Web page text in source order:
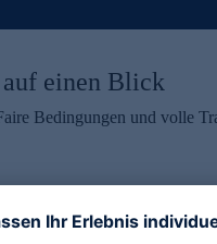
einen Blick
Bedingungen und volle